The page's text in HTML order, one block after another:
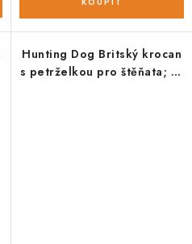
Hunting Dog Britský krocan
s petrželkou pro štěňata; 12